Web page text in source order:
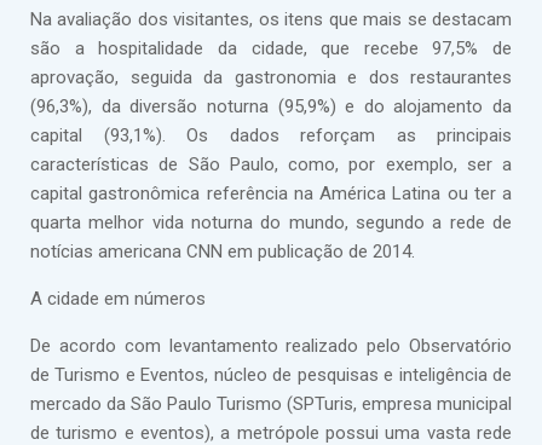
Na avaliação dos visitantes, os itens que mais se destacam
são a hospitalidade da cidade, que recebe 97,5% de
aprovação, seguida da gastronomia e dos restaurantes
(96,3%), da diversão noturna (95,9%) e do alojamento da
capital (93,1%). Os dados reforçam as principais
características de São Paulo, como, por exemplo, ser a
capital gastronômica referência na América Latina ou ter a
quarta melhor vida noturna do mundo, segundo a rede de
notícias americana CNN em publicação de 2014.
A cidade em números
De acordo com levantamento realizado pelo Observatório
de Turismo e Eventos, núcleo de pesquisas e inteligência de
mercado da São Paulo Turismo (SPTuris, empresa municipal
de turismo e eventos), a metrópole possui uma vasta rede